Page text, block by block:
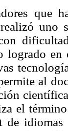
que
uno
logrado
al
el
de